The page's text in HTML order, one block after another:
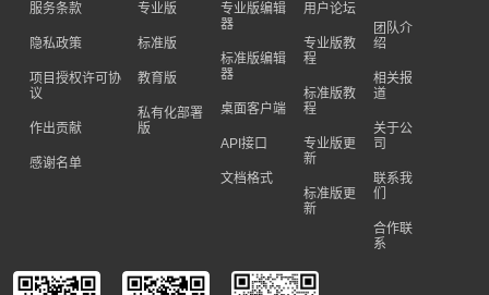
服务条款
隐私政策
项目授权许可协
议
作出贡献
感谢名单
专业版
标准版
教育版
私有化部署
版
专业版编辑
器
标准版编辑
器
桌面客户端
API接口
文档格式
用户论坛
专业版教
程
标准版教
程
专业版更
新
标准版更
新
团队介
绍
相关报
道
关于公
司
联系我
们
合作联
系